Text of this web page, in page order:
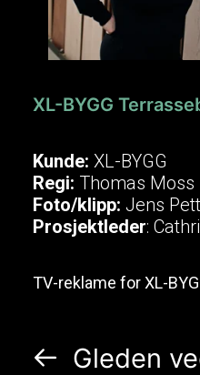
Prosjekter
XL-BYGG
Kunde: XL-BYGG
Regi: Thomas Moss
Foto/klipp: Jens
Prosjektleder:
TV-reklame for XL-
Gleden